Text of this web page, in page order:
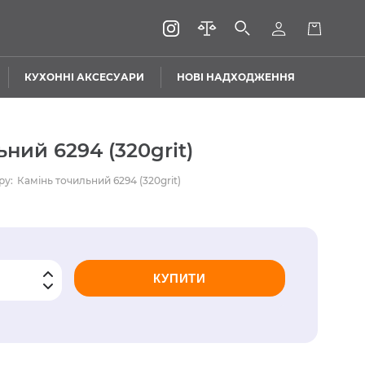
КУХОННІ АКСЕСУАРИ НОВІ НАДХОДЖЕННЯ
6294 (320grit)
Камінь точильний 6294 (320grit)
КУПИТИ